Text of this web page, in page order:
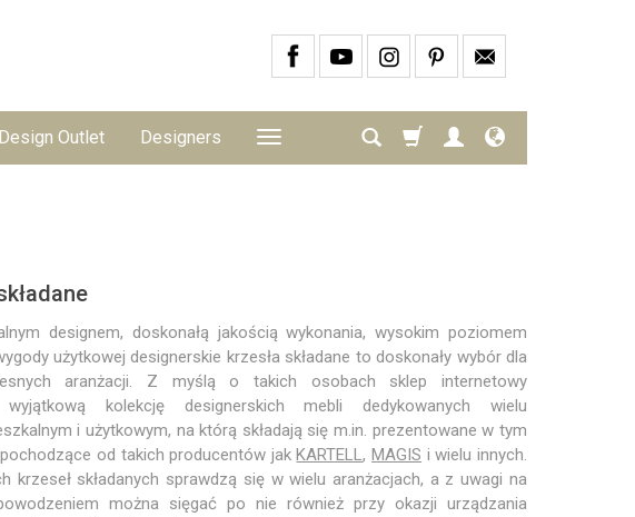
Design Outlet Designers
designem, doskonałą jakością wykonania, wysokim poziomem
użytkowej designerskie krzesła składane to doskonały wybór dla
aranżacji. Z myślą o takich osobach sklep internetowy
wyjątkową kolekcję designerskich mebli dedykowanych wielu
i użytkowym, na którą składają się m.in. prezentowane w tym
pochodzące od takich producentów jakKARTELL,MAGIS i wielu innych.
krzeseł składanych sprawdzą się w wielu aranżacjach, a z uwagi na
można sięgać po nie również przy okazji urządzania